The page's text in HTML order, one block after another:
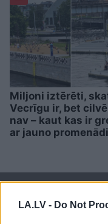
LA.LV - Do Not
Miljoni iztērēti,
Vecrīgu ir, bet
nav – kaut kas ir
ar jauno promenādi